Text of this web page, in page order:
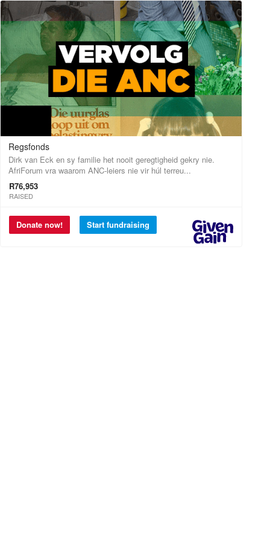
Regsfonds
Dirk van Eck en sy familie het nooit geregtigheid gekry nie.
AfriForum vra waarom ANC-leiers nie vir húl terreu...
R76,953
RAISED
Donate now! Start fundraising